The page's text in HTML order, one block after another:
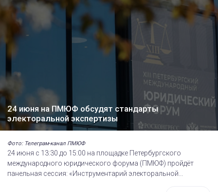
24 июня на ПМЮФ обсудят стандарты
электоральной экспертизы
Фото: Телеграм-канал ПМЮФ
24 июня с 13:30 до 15:00 на площадке Петербургского
международного юридического форума (ПМЮФ) пройдёт
панельная сессия: «Инструментарий электоральной...